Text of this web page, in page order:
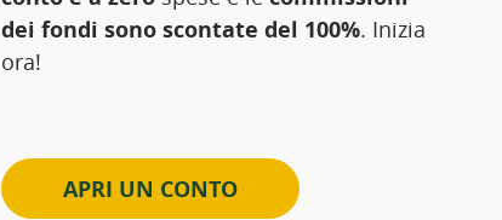
dei fondi sono scontate del 100%. Inizia
ora!
APRI UN CONTO